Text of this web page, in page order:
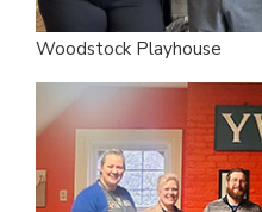
Woodstock Playhouse